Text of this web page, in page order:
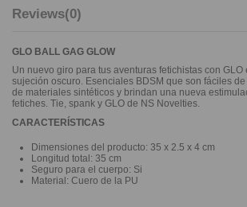
Reviews(0)
GLO BALL GAG GLOW
Un nuevo giro para tus aventuras fetichistas con GLO
sujeción oscuro. Esenciales BDSM que son fáciles
de materiales sintéticos y brindan una nueva
fetiches. Tie, spank y GLO de NS Novelties.
CARACTERÍSTICAS
Dimensiones del producto: 35 x 2.5 x 4 cm
Longitud total: 35 cm
Seguro para el cuerpo: Si
Material: Cuero de la PU